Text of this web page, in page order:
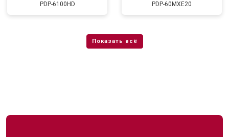
PDP-6100HD PDP-60MXE20